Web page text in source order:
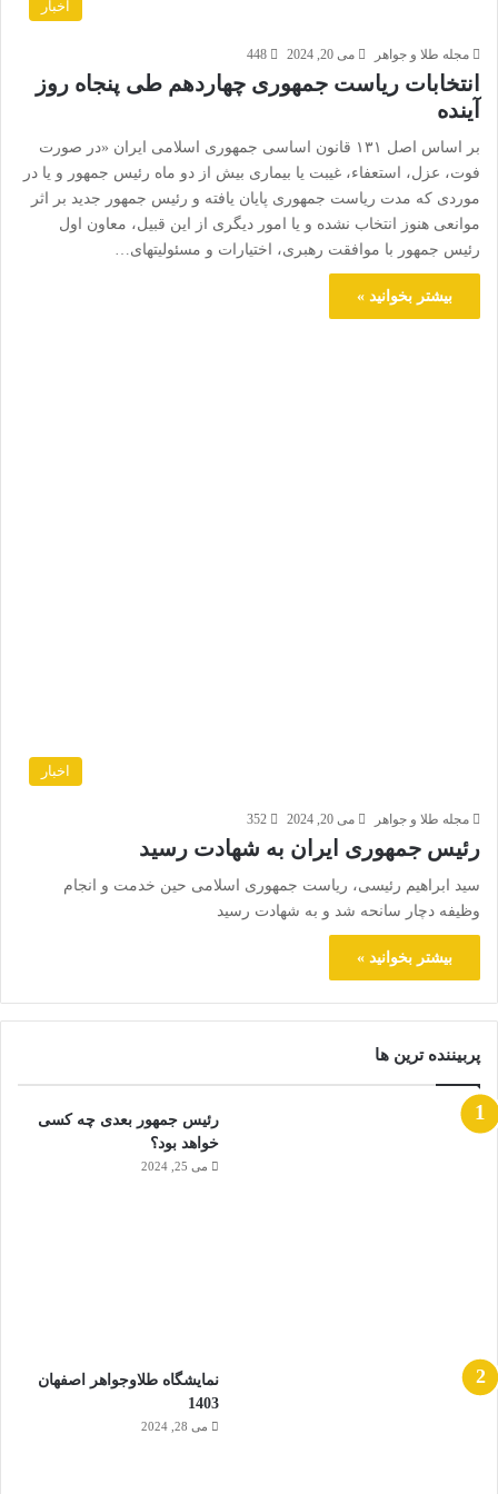
اخبار
مجله طلا و جواهر می 20, 2024 448
انتخابات ریاست جمهوری چهاردهم طی پنجاه روز
آینده
بر اساس اصل ۱۳۱ قانون اساسی جمهوری اسلامی ایران «در صورت
فوت، عزل، استعفاء، غیبت یا بیماری بیش از دو ماه رئیس جمهور و یا در
موردی که مدت ریاست جمهوری پایان یافته و رئیس جمهور جدید بر اثر
موانعی هنوز انتخاب نشده و یا امور دیگری از این قبیل، معاون اول
رئیس جمهور با موافقت رهبری، اختیارات و مسئولیتهای…
بیشتر بخوانید »
اخبار
مجله طلا و جواهر می 20, 2024 352
رئیس جمهوری ایران به شهادت رسید
سید ابراهیم رئیسی، ریاست جمهوری اسلامی حین خدمت و ‏انجام
وظیفه دچار سانحه شد و به شهادت رسید
بیشتر بخوانید »
پربیننده ترین ها
رئیس جمهور بعدی چه کسی
خواهد بود؟
می 25, 2024
نمایشگاه طلاوجواهر اصفهان
1403
می 28, 2024